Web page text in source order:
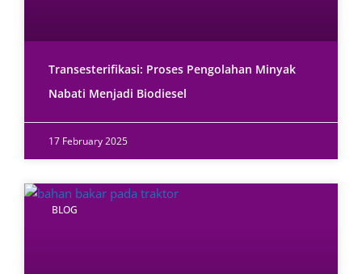
Transesterifikasi: Proses Pengolahan Minyak
Nabati Menjadi Biodiesel
17 February 2025
BLOG